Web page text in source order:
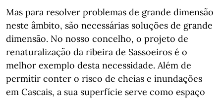
Mas para resolver problemas de grande dimensão
neste âmbito, são necessárias soluções de grande
dimensão. No nosso concelho, o projeto de
renaturalização da ribeira de Sassoeiros é o
melhor exemplo desta necessidade. Além de
permitir conter o risco de cheias e inundações
em Cascais, a sua superfície serve como espaço